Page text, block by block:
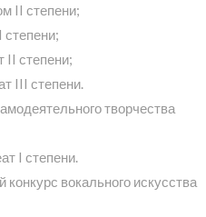
II степени;
II степени;
III степени.
творчества
I степени.
вокального искусства